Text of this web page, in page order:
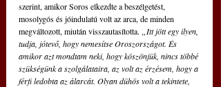
szerint, amikor Soros elkezdte a beszélgetést,
mosolygós és jóindulatú volt az arca, de minden
megváltozott, miután visszautasította. „Itt jött egy ilyen,
tudja, jótevő, hogy nemesítse Oroszországot. És
amikor azt mondtam neki, hogy köszönjük, nincs többé
szükségünk a szolgálataira, az volt az érzésem, hogy a
férfi ledobta az álarcát. Olyan dühös volt a tekintete,